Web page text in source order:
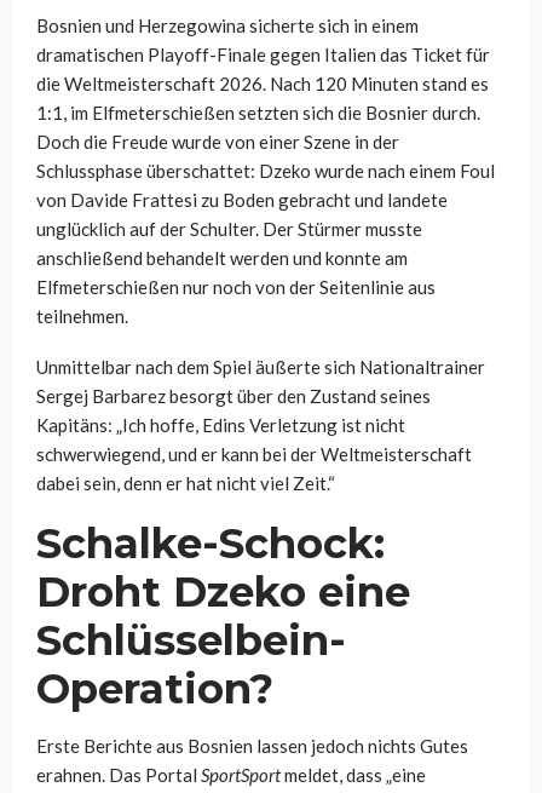
Bosnien und Herzegowina sicherte sich in einem
dramatischen Playoff-Finale gegen Italien das Ticket für
die Weltmeisterschaft 2026. Nach 120 Minuten stand es
1:1, im Elfmeterschießen setzten sich die Bosnier durch.
Doch die Freude wurde von einer Szene in der
Schlussphase überschattet: Dzeko wurde nach einem Foul
von Davide Frattesi zu Boden gebracht und landete
unglücklich auf der Schulter. Der Stürmer musste
anschließend behandelt werden und konnte am
Elfmeterschießen nur noch von der Seitenlinie aus
teilnehmen.
Unmittelbar nach dem Spiel äußerte sich Nationaltrainer
Sergej Barbarez besorgt über den Zustand seines
Kapitäns: „Ich hoffe, Edins Verletzung ist nicht
schwerwiegend, und er kann bei der Weltmeisterschaft
dabei sein, denn er hat nicht viel Zeit.“
Schalke-Schock:
Droht Dzeko eine
Schlüsselbein-
Operation?
Erste Berichte aus Bosnien lassen jedoch nichts Gutes
erahnen. Das Portal SportSportmeldet, dass „eine